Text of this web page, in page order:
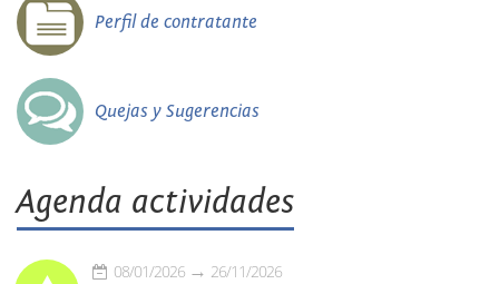
Perfil de contratante
Quejas y Sugerencias
Agenda actividades
08/01/2026 26/11/2026